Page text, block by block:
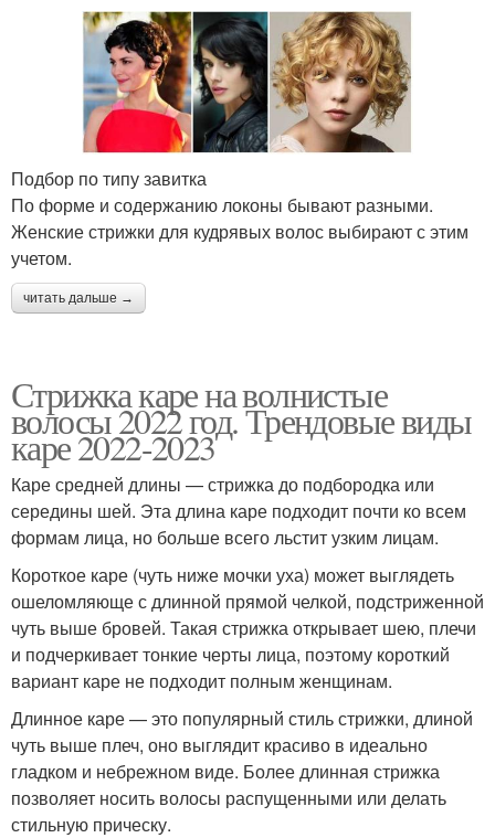
Подбор по типу завитка
По форме и содержанию локоны бывают разными.
Женские стрижки для кудрявых волос выбирают с этим
учетом.
читать дальше →
Стрижка каре на волнистые
волосы 2022 год. Трендовые виды
каре 2022-2023
Каре средней длины — стрижка до подбородка или
середины шей. Эта длина каре подходит почти ко всем
формам лица, но больше всего льстит узким лицам.
Короткое каре (чуть ниже мочки уха) может выглядеть
ошеломляюще с длинной прямой челкой, подстриженной
чуть выше бровей. Такая стрижка открывает шею, плечи
и подчеркивает тонкие черты лица, поэтому короткий
вариант каре не подходит полным женщинам.
Длинное каре — это популярный стиль стрижки, длиной
чуть выше плеч, оно выглядит красиво в идеально
гладком и небрежном виде. Более длинная стрижка
позволяет носить волосы распущенными или делать
стильную прическу.